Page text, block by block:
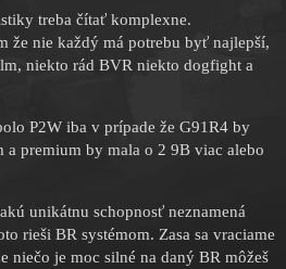
treba čítať komplexne.
že nie každý má potrebu byť najlepší,
niekto rád BVR niekto dogfight a
P2W iba v prípade že G91R4 by
a premium by mala o 2 9B viac alebo
unikátnu schopnosť neznamená
rieši BR systémom. Zasa sa vraciame
niečo je moc silné na daný BR môžeš